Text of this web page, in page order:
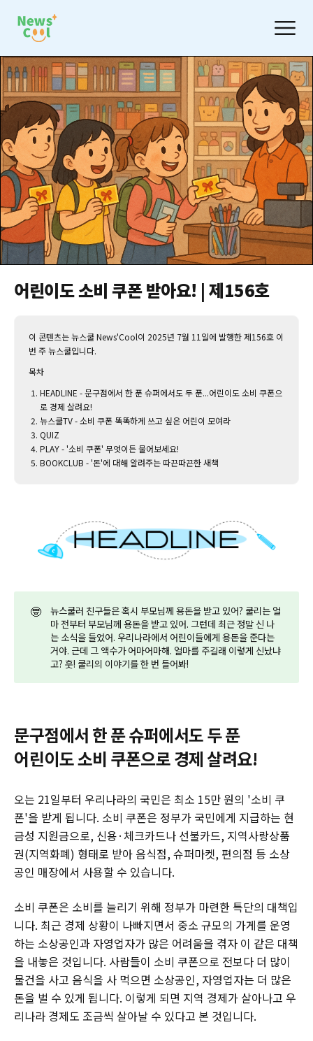
어린이도 소비 쿠폰 받아요! | 제156호
이 콘텐츠는 뉴스쿨 News'Cool이 2025년 7월 11일에 발행한 제156호 이
번 주 뉴스쿨입니다.‌
목차
HEADLINE - 문구점에서 한 푼 슈퍼에서도 두 푼...어린이도 소비 쿠폰으
로 경제 살려요!
뉴스쿨TV - 소비 쿠폰 똑똑하게 쓰고 싶은 어린이 모여라
QUIZ
PLAY - '소비 쿠폰' 무엇이든 물어보세요!
BOOKCLUB - '돈'에 대해 알려주는 따끈따끈한 새책
🤓
뉴스쿨러 친구들은 혹시 부모님께 용돈을 받고 있어? 쿨리는 얼
마 전부터 부모님께 용돈을 받고 있어. 그런데 최근 정말 신 나
는 소식을 들었어. 우리나라에서 어린이들에게 용돈을 준다는
거야. 근데 그 액수가 어마어마해. 얼마를 주길래 이렇게 신났냐
고? 훗! 쿨리의 이야기를 한 번 들어봐!
문구점에서 한 푼 슈퍼에서도 두 푼
어린이도 소비 쿠폰으로 경제 살려요!
오는 21일부터 우리나라의 국민은 최소 15만 원의 '소비 쿠
폰'을 받게 됩니다. 소비 쿠폰은 정부가 국민에게 지급하는 현
금성 지원금으로, 신용·체크카드나 선불카드, 지역사랑상품
권(지역화폐) 형태로 받아 음식점, 슈퍼마켓, 편의점 등 소상
공인 매장에서 사용할 수 있습니다.
소비 쿠폰은 소비를 늘리기 위해 정부가 마련한 특단의 대책입
니다. 최근 경제 상황이 나빠지면서 중소 규모의 가게를 운영
하는 소상공인과 자영업자가 많은 어려움을 겪자 이 같은 대책
을 내놓은 것입니다. 사람들이 소비 쿠폰으로 전보다 더 많이
물건을 사고 음식을 사 먹으면 소상공인, 자영업자는 더 많은
돈을 벌 수 있게 됩니다. 이렇게 되면 지역 경제가 살아나고 우
리나라 경제도 조금씩 살아날 수 있다고 본 것입니다.